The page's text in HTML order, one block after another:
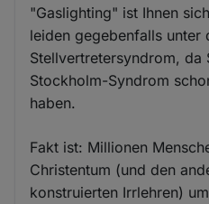
"Gaslighting" ist Ihnen
leiden gegebenfalls unter
Stellvertretersyndrom, da
Stockholm-Syndrom
haben.
Fakt ist: Millionen
Christentum (und den
konstruierten Irrlehren)